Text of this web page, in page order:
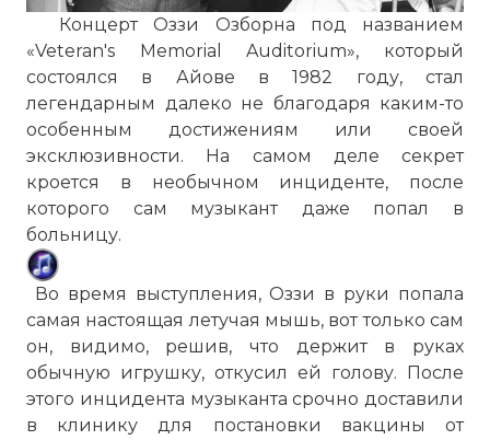
Концерт Оззи Озборна под названием
«Veteran's Memorial Auditorium», который
состоялся в Айове в 1982 году, стал
легендарным далеко не благодаря каким-то
особенным достижениям или своей
эксклюзивности. На самом деле секрет
кроется в необычном инциденте, после
которого сам музыкант даже попал в
больницу.
Во время выступления, Оззи в руки попала
самая настоящая летучая мышь, вот только сам
он, видимо, решив, что держит в руках
обычную игрушку, откусил ей голову. После
этого инцидента музыканта срочно доставили
в клинику для постановки вакцины от